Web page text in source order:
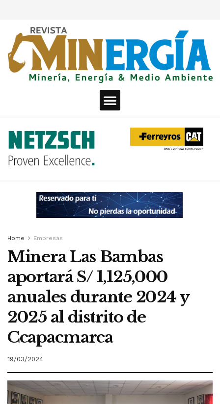
Home Empresas
Minera Las Bambas
aportará S/ 1,125,000
anuales durante 2024 y
2025 al distrito de
Ccapacmarca
19/03/2024